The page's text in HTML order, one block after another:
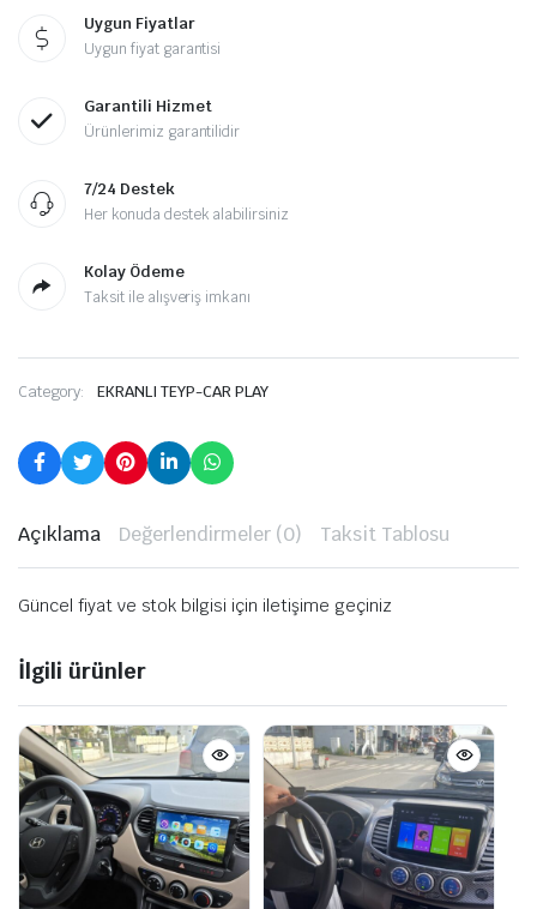
Uygun Fiyatlar
Uygun fiyat garantisi
Garantili Hizmet
Ürünlerimiz garantilidir
7/24 Destek
Her konuda destek alabilirsiniz
Kolay Ödeme
Taksit ile alışveriş imkanı
Category: EKRANLI TEYP-CAR PLAY
Açıklama Değerlendirmeler (0) Taksit Tablosu
Güncel fiyat ve stok bilgisi için iletişime geçiniz
İlgili ürünler